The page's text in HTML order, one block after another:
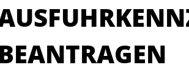
BEANTRAGEN